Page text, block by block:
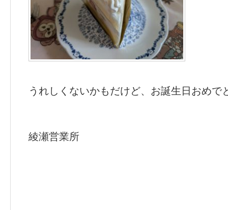
うれしくないかもだけど、お誕生日おめで
綾瀬営業所